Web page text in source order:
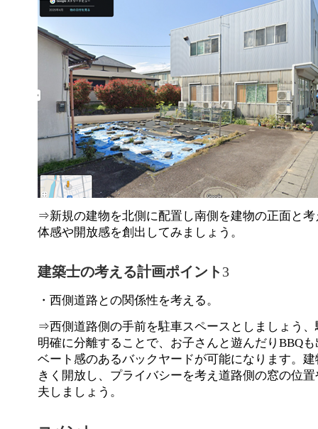
⇒新規の建物を北側に配置し南側を建物の正面と
体感や開放感を創出してみましょう。
建築士の考える計画ポイント 3
・西側道路との関係性を考える。
⇒西側道路側の手前を駐車スペースとしましょう
明確に分離することで、お子さんと遊んだりBBQ
ベート感のあるバックヤードが可能になります。
きく開放し、プライバシーを考え道路側の窓の位
夫しましょう。